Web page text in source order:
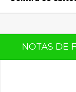
NOTAS DE